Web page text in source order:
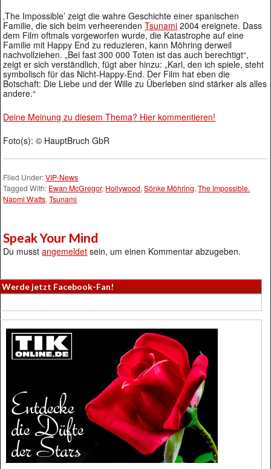
‚The Impossible’ zeigt die wahre Geschichte einer spanischen
Familie, die sich beim verheerendenTsunami 2004 ereignete. Dass
dem Film oftmals vorgeworfen wurde, die Katastrophe auf eine
Familie mit Happy End zu reduzieren, kann Möhring derweil
nachvollziehen. „Bei fast 300 000 Toten ist das auch berechtigt“,
zeigt er sich verständlich, fügt aber hinzu: „Karl, den ich spiele, steht
symbolisch für das Nicht-Happy-End. Der Film hat eben die
Botschaft: Die Liebe und der Wille zu Überleben sind stärker als alles
andere.“
Deine Meinung zu diesem Thema? Hier kommentieren!
Foto(s): © HauptBruch GbR
Filed Under:VIP-News
Tagged With: Ewan McGregor, Hollywood,Sönke Möhring,The Impossible.
Naomi Watts,Tsunami
Speak Your Mind
Du musstangemeldet sein, um einen Kommentar abzugeben.
Werde jetzt Facebook-Fan!